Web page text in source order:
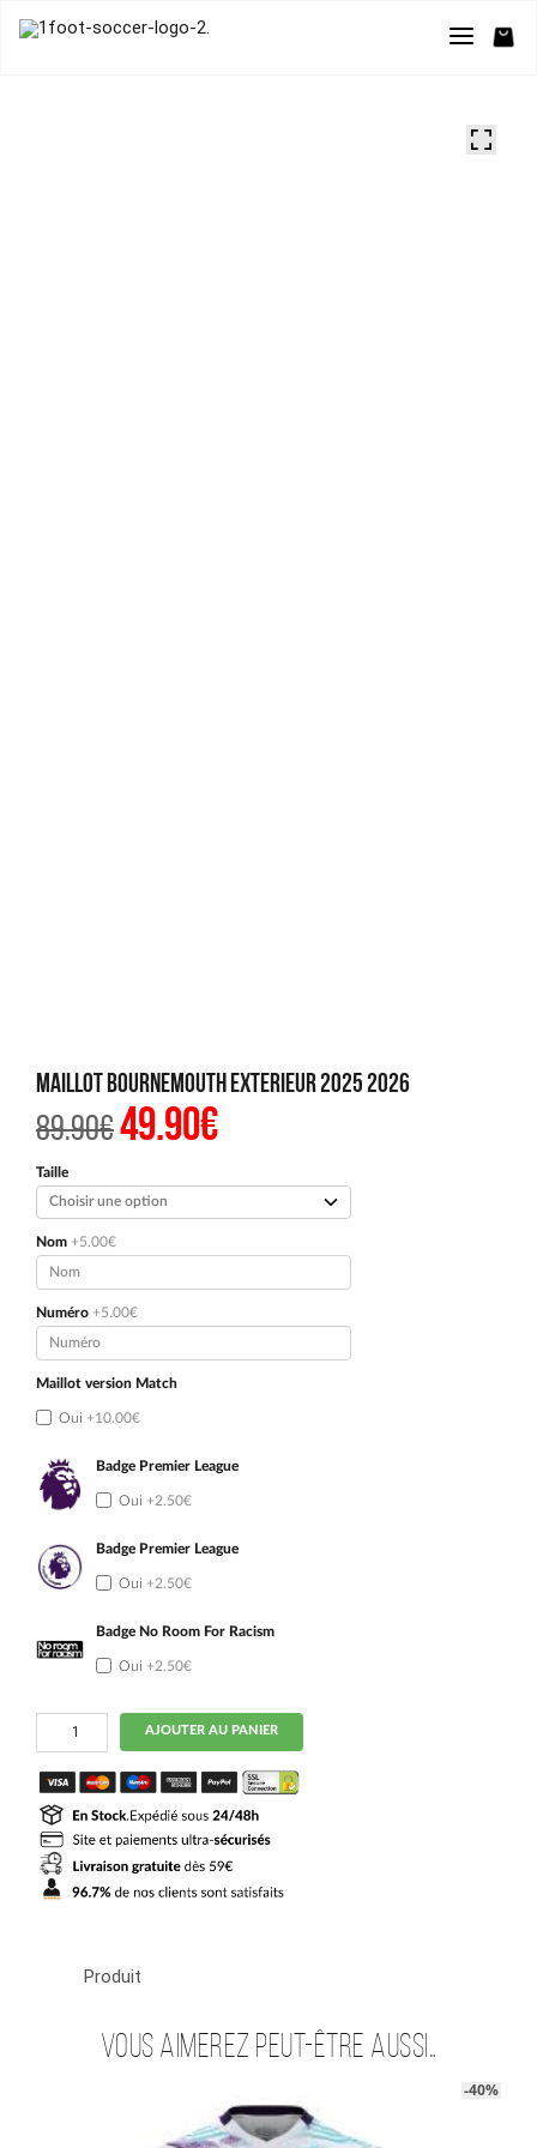
Maillot Bournemouth Exterieur 2025 2026
89.90€Le
prix
était :
89.90€.
49.90€Le
prix
est :
49.90€.
Taille
Nom +5.00€
Numéro +5.00€
Maillot version Match
Oui +10.00€
Badge Premier League
Oui +2.50€
Badge Premier League
Oui +2.50€
Badge No Room For Racism
Oui +2.50€
quantité
Maillot
Bournemouth
Exterieur
2025
2026
AJOUTER AU PANIER
Produit
Vous aimerez peut-être aussi…
-40%